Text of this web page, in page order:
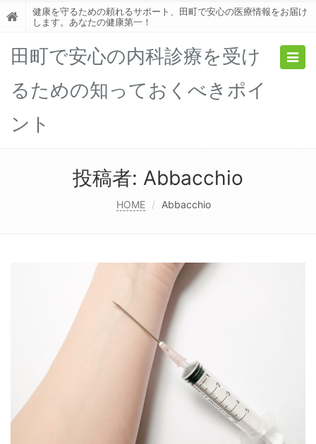
健康を守るための頼れるサポート、田町で安心の医療情報をお届け
します。あなたの健康第一！
田町で安心の内科診療を受け
るための知っておくべきポイ
ント
投稿者: Abbacchio
HOME Abbacchio